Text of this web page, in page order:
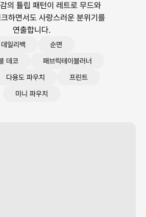
의 튤립 패턴이 레트로 무드와
하면서도 사랑스러운 분위기를
연출합니다.
데일리백
순면
데코
패브릭테이블러너
다용도 파우치
프린트
미니 파우치